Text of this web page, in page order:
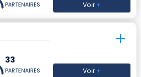
PARTENAIRES Voir+
33
PARTENAIRES Voir+